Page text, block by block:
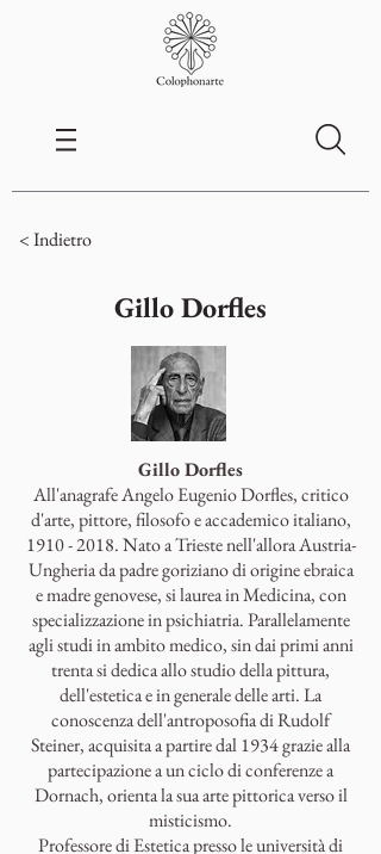
< Indietro
Gillo Dorfles
Gillo Dorfles
All'anagrafe Angelo Eugenio Dorfles, critico
d'arte, pittore, filosofo e accademico italiano,
1910 - 2018. Nato a Trieste nell'allora Austria-
Ungheria da padre goriziano di origine ebraica
e madre genovese, si laurea in Medicina, con
specializzazione in psichiatria. Parallelamente
agli studi in ambito medico, sin dai primi anni
trenta si dedica allo studio della pittura,
dell'estetica e in generale delle arti. La
conoscenza dell'antroposofia di Rudolf
Steiner, acquisita a partire dal 1934 grazie alla
partecipazione a un ciclo di conferenze a
Dornach, orienta la sua arte pittorica verso il
misticismo.
Professore di Estetica presso le università di